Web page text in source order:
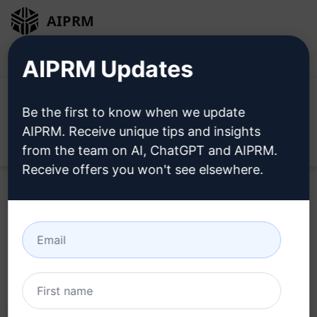
AIPRM
Home / Prompts de IA / Copywriting Prompts / Marketing
Prompts
/
https://hadjidiniperkasa.com/
56
0 16
AIPRM Updates
Be the first to know when we update
AIPRM. Receive unique tips and insights
from the team on AI, ChatGPT and AIPRM.
Receive offers you won't see elsewhere.